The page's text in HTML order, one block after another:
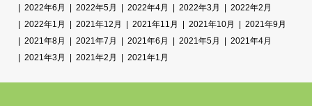
2022年6月
2022年5月 2022年4月 2022年3月
2022年2月
2022年1月
2021年12月 2021年11月 2021年10月
2021年9月
2021年8月
2021年7月 2021年6月 2021年5月
2021年4月
2021年3月
2021年2月 2021年1月